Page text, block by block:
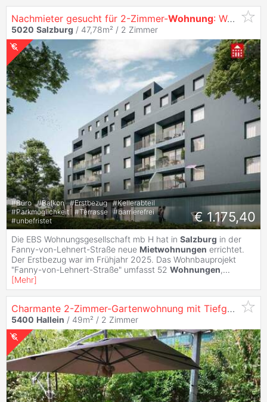
Nachmieter gesucht für 2-Zimmer-Wohnung: Wohnen in der Fanny-von-Lehnert-Straße im Zentrum von
5020 Salzburg / 47,78m² / 2 Zimmer
#Büro #Balkon #Erstbezug #Kellerabteil
#Parkmöglichkeit #Terrasse #barrierefrei
#unbefristet € 1.175,40
Die EBS Wohnungsgesellschaft mb H hat in Salzburg in der
Fanny-von-Lehnert-Straße neue Mietwohnungen errichtet.
Der Erstbezug war im Frühjahr 2025. Das Wohnbauprojekt
"Fanny-von-Lehnert-Straße" umfasst 52 Wohnungen,...
[Mehr]
Charmante 2-Zimmer-Gartenwohnung mit Tiefgaragenstellplatz
5400 Hallein / 49m² / 2 Zimmer